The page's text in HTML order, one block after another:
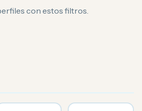
con estos filtros.